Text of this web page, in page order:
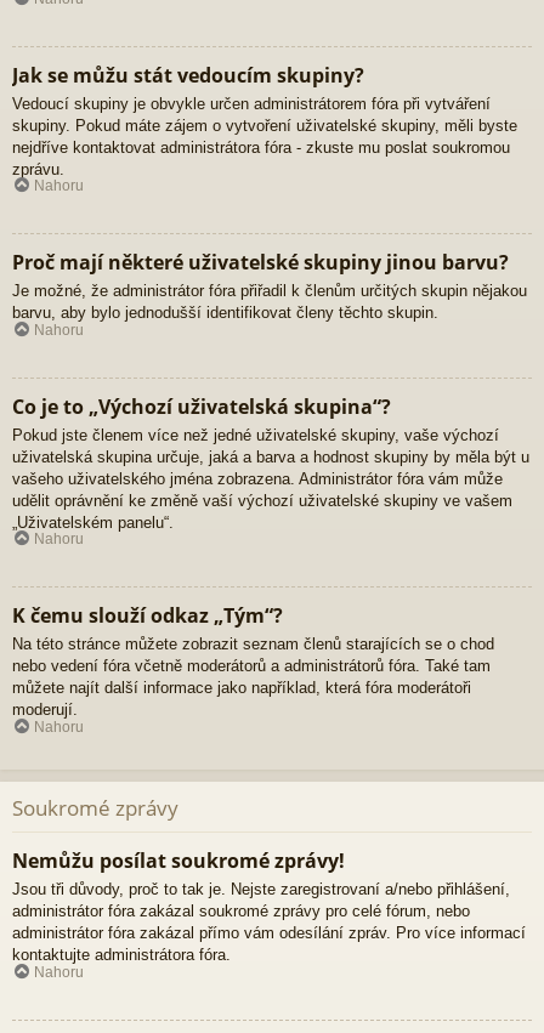
Jak se můžu stát vedoucím skupiny?
Vedoucí skupiny je obvykle určen administrátorem fóra při vytváření
skupiny. Pokud máte zájem o vytvoření uživatelské skupiny, měli byste
nejdříve kontaktovat administrátora fóra - zkuste mu poslat soukromou
zprávu.
Nahoru
Proč mají některé uživatelské skupiny jinou barvu?
Je možné, že administrátor fóra přiřadil k členům určitých skupin nějakou
barvu, aby bylo jednodušší identifikovat členy těchto skupin.
Nahoru
Co je to „Výchozí uživatelská skupina“?
Pokud jste členem více než jedné uživatelské skupiny, vaše výchozí
uživatelská skupina určuje, jaká a barva a hodnost skupiny by měla být u
vašeho uživatelského jména zobrazena. Administrátor fóra vám může
udělit oprávnění ke změně vaší výchozí uživatelské skupiny ve vašem
„Uživatelském panelu“.
Nahoru
K čemu slouží odkaz „Tým“?
Na této stránce můžete zobrazit seznam členů starajících se o chod
nebo vedení fóra včetně moderátorů a administrátorů fóra. Také tam
můžete najít další informace jako například, která fóra moderátoři
moderují.
Nahoru
Soukromé zprávy
Nemůžu posílat soukromé zprávy!
Jsou tři důvody, proč to tak je. Nejste zaregistrovaní a/nebo přihlášení,
administrátor fóra zakázal soukromé zprávy pro celé fórum, nebo
administrátor fóra zakázal přímo vám odesílání zpráv. Pro více informací
kontaktujte administrátora fóra.
Nahoru